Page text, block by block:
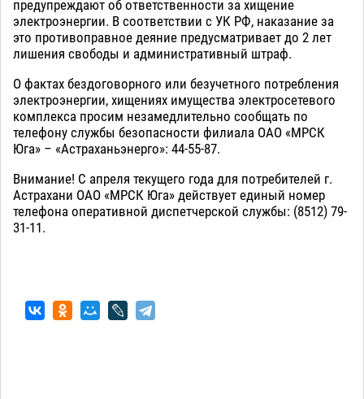
предупреждают об ответственности за хищение
электроэнергии. В соответствии с УК РФ, наказание за
это противоправное деяние предусматривает до 2 лет
лишения свободы и административный штраф.
О фактах бездоговорного или безучетного потребления
электроэнергии, хищениях имущества электросетевого
комплекса просим незамедлительно сообщать по
телефону службы безопасности филиала ОАО «МРСК
Юга» – «Астраханьэнерго»: 44-55-87.
Внимание! С апреля текущего года для потребителей г.
Астрахани ОАО «МРСК Юга» действует единый номер
телефона оперативной диспетчерской службы: (8512) 79-
31-11.